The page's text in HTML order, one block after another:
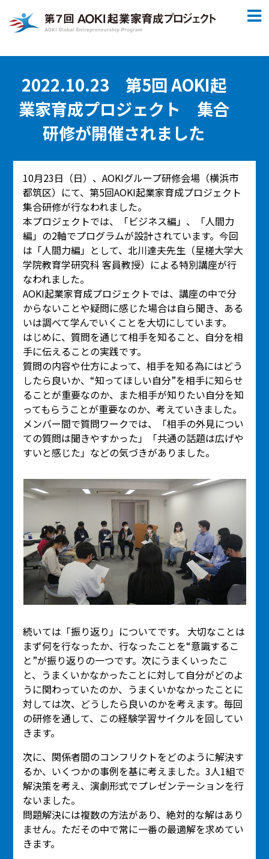
2022.10.23 第5回 AOKI起
業家育成プロジェクト 集合
研修が開催されました
10月23日（日）、AOKIグループ研修会場（横浜市
都筑区）にて、第5回AOKI起業家育成プロジェクト
集合研修が行なわれました。
本プロジェクトでは、「ビジネス編」、「人間力
編」の2軸でプログラムが設計されています。今回
は「人間力編」として、北川達夫先生（星槎大学大
学院教育学研究科 客員教授）による特別講座が行
なわれました。
AOKI起業家育成プロジェクトでは、講座の中で分
からないことや疑問に感じた場合は自ら聞き、ある
いは調べて学んでいくことを大切にしています。
はじめに、質問を通じて相手を知ること、自分を相
手に伝えることの実践です。
質問の内容や仕方によって、相手を知る為にはどう
したら良いか、“知ってほしい自分”を相手に知らせ
ることが重要なのか、また相手が知りたい自分を知
ってもらうことが重要なのか、考えていきました。
メンバー間で質問ワークでは、「相手の外見につい
ての質問は聞きやすかった」「共通の話題は広げや
すいと感じた」などの気づきがありました。
続いては「振り返り」についてです。 大切なことは
まず何を行なったか、行なったことを“意識するこ
と”が振り返りの一つです。次にうまくいったこ
と、うまくいかなかったことに対して自分がどのよ
うに関わっていたのか、うまくいかなかったことに
対しては次、どうしたら良いのかを考えます。毎回
の研修を通して、この経験学習サイクルを回してい
きます。
次に、関係者間のコンフリクトをどのように解決す
るか、いくつかの事例を基に考えました。3人1組で
解決策を考え、演劇形式でプレゼンテーションを行
ないました。
問題解決には複数の方法があり、絶対的な解はあり
ません。ただその中で常に一番の最適解を求めてい
きます。